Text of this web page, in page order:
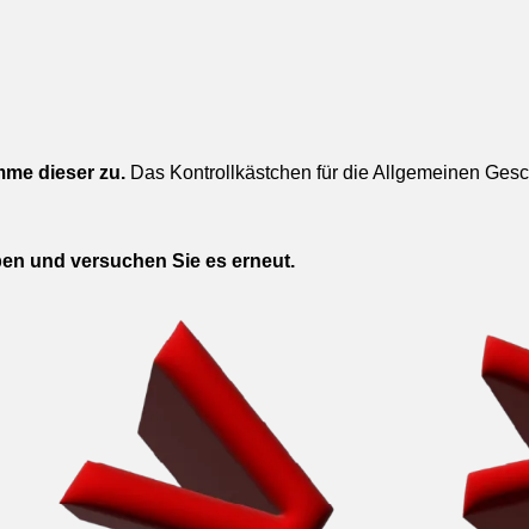
dieser zu. Das Kontrollkästchen für die Allgemeinen
und versuchen Sie es erneut.